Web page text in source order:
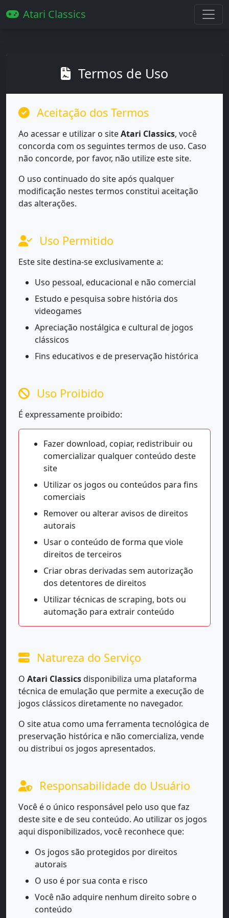
Atari Classics
Termos de Uso
Aceitação dos Termos
Ao acessar e utilizar o siteAtari Classics, você
concorda com os seguintes termos de uso. Caso
não concorde, por favor, não utilize este site.
O uso continuado do site após qualquer
modificação nestes termos constitui aceitação
das alterações.
Uso Permitido
Este site destina-se exclusivamente a:
Uso pessoal, educacional e não comercial
Estudo e pesquisa sobre história dos
videogames
Apreciação nostálgica e cultural de jogos
clássicos
Fins educativos e de preservação histórica
Uso Proibido
É expressamente proibido:
Fazer download, copiar, redistribuir ou
comercializar qualquer conteúdo deste
site
Utilizar os jogos ou conteúdos para fins
comerciais
Remover ou alterar avisos de direitos
autorais
Usar o conteúdo de forma que viole
direitos de terceiros
Criar obras derivadas sem autorização
dos detentores de direitos
Utilizar técnicas de scraping, bots ou
automação para extrair conteúdo
Natureza do Serviço
O Atari Classicsdisponibiliza uma plataforma
técnica de emulação que permite a execução de
jogos clássicos diretamente no navegador.
O site atua como uma ferramenta tecnológica de
preservação histórica e não comercializa, vende
ou distribui os jogos apresentados.
Responsabilidade do Usuário
Você é o único responsável pelo uso que faz
deste site e de seu conteúdo. Ao utilizar os jogos
aqui disponibilizados, você reconhece que:
Os jogos são protegidos por direitos
autorais
O uso é por sua conta e risco
Você não adquire nenhum direito sobre o
conteúdo